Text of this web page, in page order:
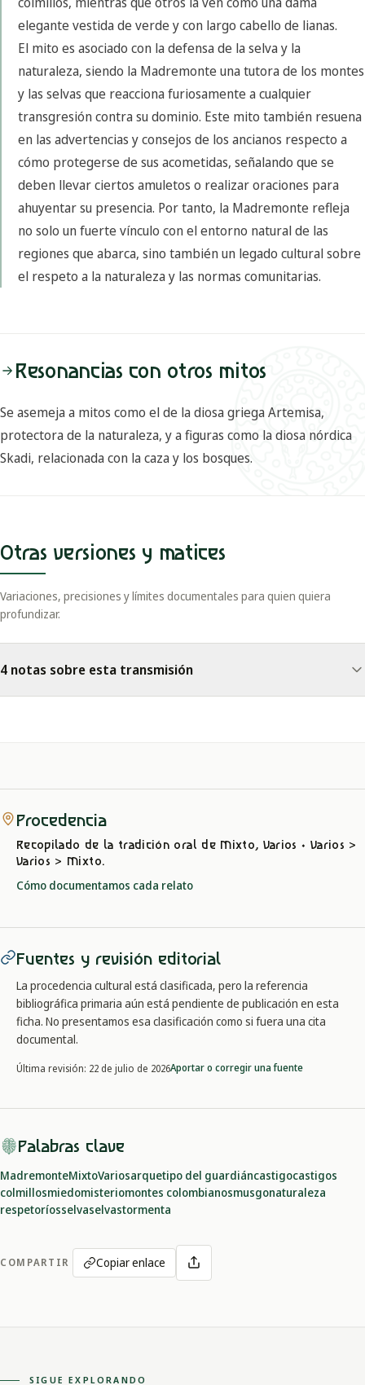
elegante vestida de verde y con largo cabello de lianas.
El mito es asociado con la defensa de la selva y la
naturaleza, siendo la Madremonte una tutora de los montes
y las selvas que reacciona furiosamente a cualquier
transgresión contra su dominio. Este mito también resuena
en las advertencias y consejos de los ancianos respecto a
cómo protegerse de sus acometidas, señalando que se
deben llevar ciertos amuletos o realizar oraciones para
ahuyentar su presencia. Por tanto, la Madremonte refleja
no solo un fuerte vínculo con el entorno natural de las
regiones que abarca, sino también un legado cultural sobre
el respeto a la naturaleza y las normas comunitarias.
Resonancias con otros mitos
Se asemeja a mitos como el de la diosa griega Artemisa,
protectora de la naturaleza, y a figuras como la diosa nórdica
Skadi, relacionada con la caza y los bosques.
Otras versiones y matices
Variaciones, precisiones y límites documentales para quien quiera
profundizar.
4 notas sobre esta transmisión
Procedencia
Recopilado de la tradición oral de Mixto, Varios · Varios >
Varios > Mixto.
Cómo documentamos cada relato
Fuentes y revisión editorial
La procedencia cultural está clasificada, pero la referencia
bibliográfica primaria aún está pendiente de publicación en esta
ficha. No presentamos esa clasificación como si fuera una cita
documental.
Última revisión: 22 de julio de 2026Aportar o corregir una fuente
Palabras clave
MadremonteMixtoVariosarquetipo del guardiáncastigocastigos
colmillosmiedomisteriomontes colombianosmusgonaturaleza
respetoríosselvaselvastormenta
COMPARTIR Copiar enlace
SIGUE EXPLORANDO